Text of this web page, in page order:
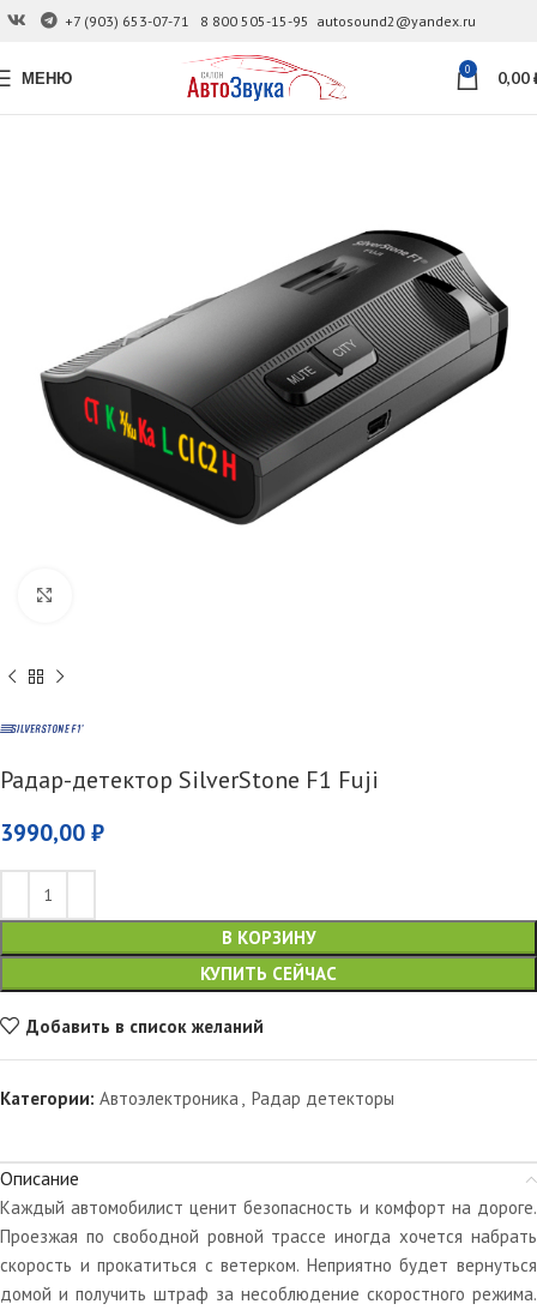
+7 (903) 653-07-71 8 800 505-15-95 autosound2@yandex.ru
МЕНЮ 0 0,00
Радар-детектор SilverStone F1 Fuji
3990,00 ₽
В КОРЗИНУ
КУПИТЬ СЕЙЧАС
Добавить в список желаний
Категории: Автоэлектроника , Радар детекторы
Описание
Каждый автомобилист ценит безопасность и комфорт на дороге.
Проезжая по свободной ровной трассе иногда хочется набрать
скорость и прокатиться с ветерком. Неприятно будет вернуться
домой и получить штраф за несоблюдение скоростного режима.